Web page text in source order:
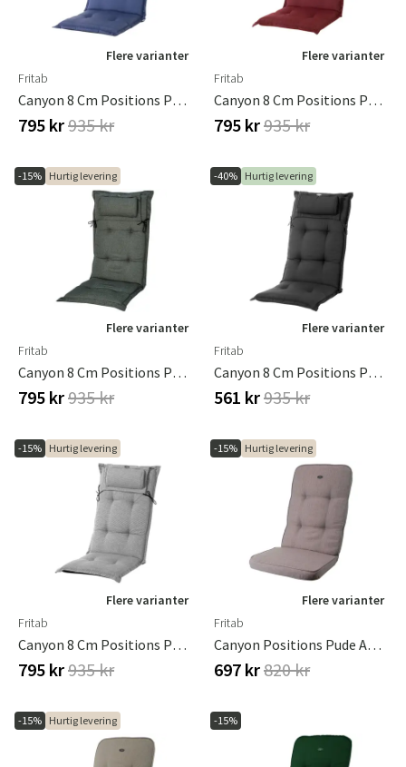
Flere varianter
Fritab
Canyon 8 Cm Positions Pude I Strukturdralon Blå
795 kr935 kr
Flere varianter
Fritab
Canyon 8 Cm Positions Pude I Strukturdralon Bordeaux
795 kr935 kr
-15% Hurtig levering
Flere varianter
Fritab
Canyon 8 Cm Positions Pude I Strukturdralon Granit
795 kr935 kr
-40% Hurtig levering
Flere varianter
Fritab
Canyon 8 Cm Positions Pude I Strukturdralon Sort
561 kr935 kr
-15% Hurtig levering
Flere varianter
Fritab
Canyon 8 Cm Positions Pude I Strukturdralon Titan
795 kr935 kr
-15% Hurtig levering
Flere varianter
Fritab
Canyon Positions Pude Antikrosa
697 kr820 kr
-15% Hurtig levering -15%